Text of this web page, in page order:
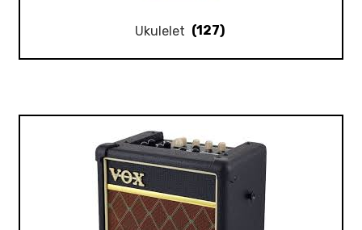
Ukulelet (127)